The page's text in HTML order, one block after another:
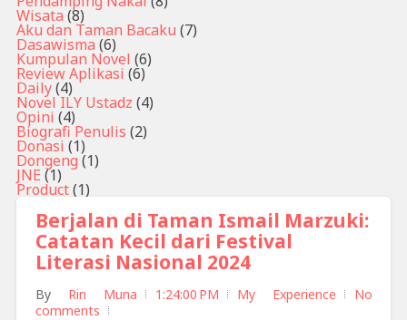
Wisata (8)
Aku dan Taman Bacaku (7)
Dasawisma (6)
Kumpulan Novel (6)
Review Aplikasi (6)
Daily(4)
Novel ILY Ustadz (4)
Opini (4)
Biografi Penulis (2)
Donasi (1)
Dongeng (1)
JNE (1)
Product(1)
Berjalan di Taman Ismail Marzuki:
Catatan Kecil dari Festival
Literasi Nasional 2024
By Rin Muna 1:24:00 PM My Experience
No
comments